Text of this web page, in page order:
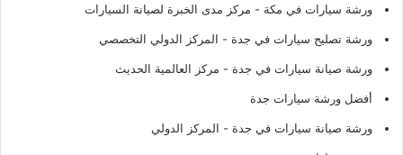
ورشة سيارات في مكة - مركز مدى الخبرة لصيانة السيارات
ورشة تصليح سيارات في جدة - المركز الدولي التخصصي
ورشة صيانة سيارات في جدة - مركز العالمية الحديث
أفضل ورشة سيارات جدة
ورشة صيانة سيارات في جدة - المركز الدولي